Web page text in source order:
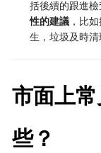
括後續的跟進
性的建議 ，比
生，垃圾及時清
市面上
些？